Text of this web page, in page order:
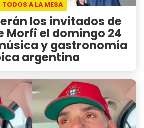
TODOS A LA MESA
los invitados de
Morfi el domingo 24
y gastronomía
argentina